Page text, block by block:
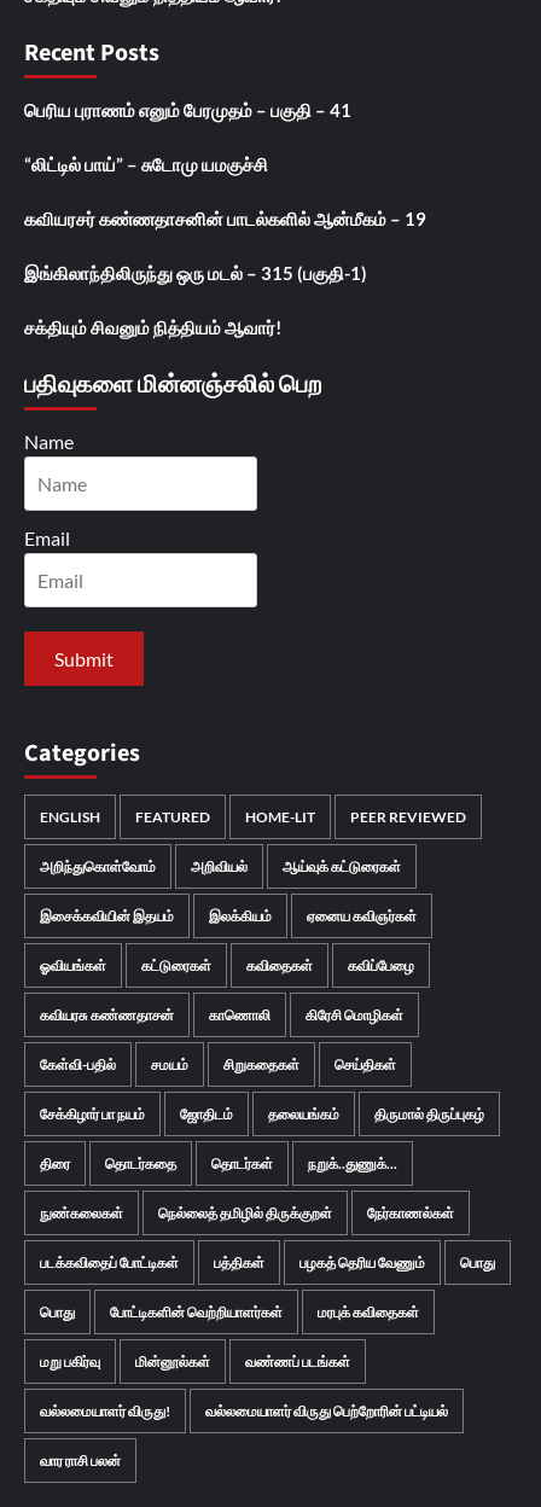
Recent Posts
பெரிய புராணம் எனும் பேரமுதம் – பகுதி – 41
“லிட்டில் பாய்” – சுடோமு யமகுச்சி
கவியரசர் கண்ணதாசனின் பாடல்களில் ஆன்மீகம் – 19
இங்கிலாந்திலிருந்து ஒரு மடல் – 315 (பகுதி-1)
சக்தியும் சிவனும் நித்தியம் ஆவார்!
பதிவுகளை மின்னஞ்சலில் பெற
Name
Email
Categories
ENGLISH FEATURED HOME-LIT PEER REVIEWED
அறிந்துகொள்வோம் அறிவியல் ஆய்வுக் கட்டுரைகள்
இசைக்கவியின் இதயம் இலக்கியம் ஏனைய கவிஞர்கள்
ஓவியங்கள் கட்டுரைகள் கவிதைகள் கவிப்பேழை
கவியரசு கண்ணதாசன் காணொலி கிரேசி மொழிகள்
கேள்வி-பதில் சமயம் சிறுகதைகள் செய்திகள்
சேக்கிழார் பா நயம் ஜோதிடம் தலையங்கம் திருமால் திருப்புகழ்
திரை தொடர்கதை தொடர்கள் நறுக்..துணுக்...
நுண்கலைகள் நெல்லைத் தமிழில் திருக்குறள் நேர்காணல்கள்
படக்கவிதைப் போட்டிகள் பத்திகள் பழகத் தெரிய வேணும் பொது
பொது போட்டிகளின் வெற்றியாளர்கள் மரபுக் கவிதைகள்
மறு பகிர்வு மின்னூல்கள் வண்ணப் படங்கள்
வல்லமையாளர் விருது! வல்லமையாளர் விருது பெற்றோரின் பட்டியல்
வார ராசி பலன்